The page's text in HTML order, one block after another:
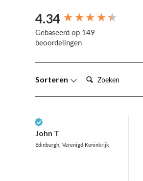
4.34
Gebaseerd op 149
beoordelingen
Sorteren Zoeken:
John T
Edinburgh, Verenigd Koninkrijk
New content loaded